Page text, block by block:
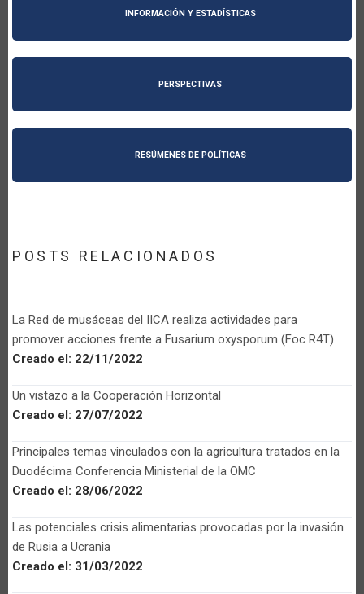
INFORMACIÓN Y ESTADÍSTICAS
PERSPECTIVAS
RESÚMENES DE POLÍTICAS
POSTS RELACIONADOS
La Red de musáceas del IICA realiza actividades para
promover acciones frente a Fusarium oxysporum (Foc R4T)
Creado el: 22/11/2022
Un vistazo a la Cooperación Horizontal
Creado el: 27/07/2022
Principales temas vinculados con la agricultura tratados en la
Duodécima Conferencia Ministerial de la OMC
Creado el: 28/06/2022
Las potenciales crisis alimentarias provocadas por la invasión
de Rusia a Ucrania
Creado el: 31/03/2022